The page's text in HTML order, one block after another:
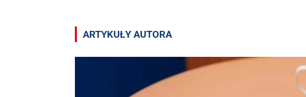
Artykuły autora Natalia Wasilewska
ARTYKUŁY AUTORA